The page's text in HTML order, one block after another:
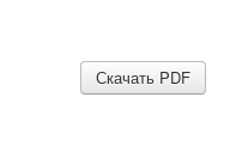
Скачать PDF